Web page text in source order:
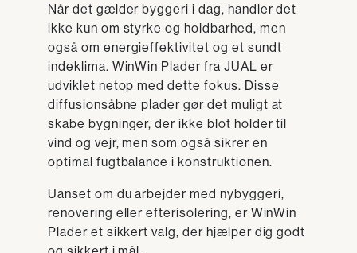
Når det gælder byggeri i dag, handler det
ikke kun om styrke og holdbarhed, men
også om energieffektivitet og et sundt
indeklima. WinWin Plader fra JUAL er
udviklet netop med dette fokus. Disse
diffusionsåbne plader gør det muligt at
skabe bygninger, der ikke blot holder til
vind og vejr, men som også sikrer en
optimal fugtbalance i konstruktionen.
Uanset om du arbejder med nybyggeri,
renovering eller efterisolering, er WinWin
Plader et sikkert valg, der hjælper dig godt